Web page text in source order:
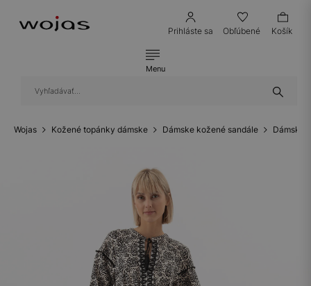
Prihláste sa Obľúbené Košík
Menu
Wojas Kožené topánky dámske Dámske kožené sandále Dámske